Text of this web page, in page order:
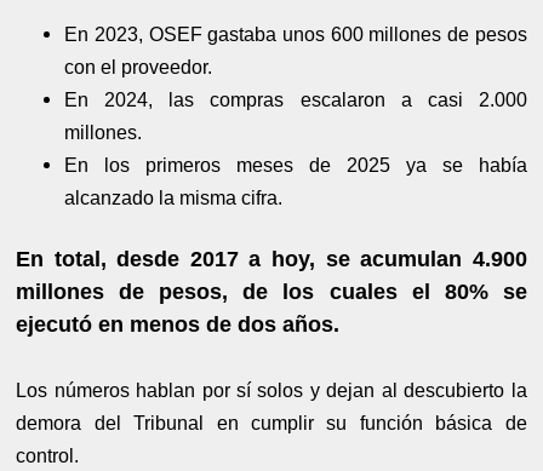
En 2023, OSEF gastaba unos 600 millones de pesos
con el proveedor.
En 2024, las compras escalaron a casi 2.000
millones.
En los primeros meses de 2025 ya se había
alcanzado la misma cifra.
En total, desde 2017 a hoy, se acumulan 4.900
millones de pesos, de los cuales el 80% se
ejecutó en menos de dos años.
Los números hablan por sí solos y dejan al descubierto la
demora del Tribunal en cumplir su función básica de
control.